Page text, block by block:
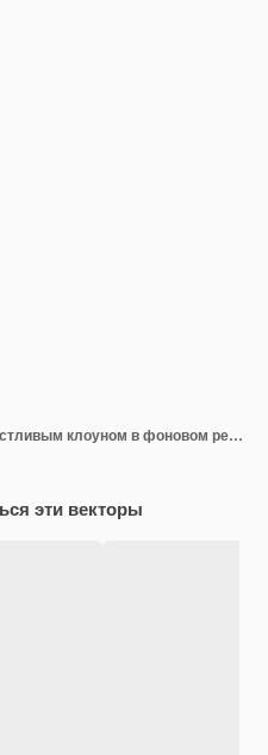
Fun Fair знак шаблон с счастливым клоуном в фоновом режиме
эти векторы